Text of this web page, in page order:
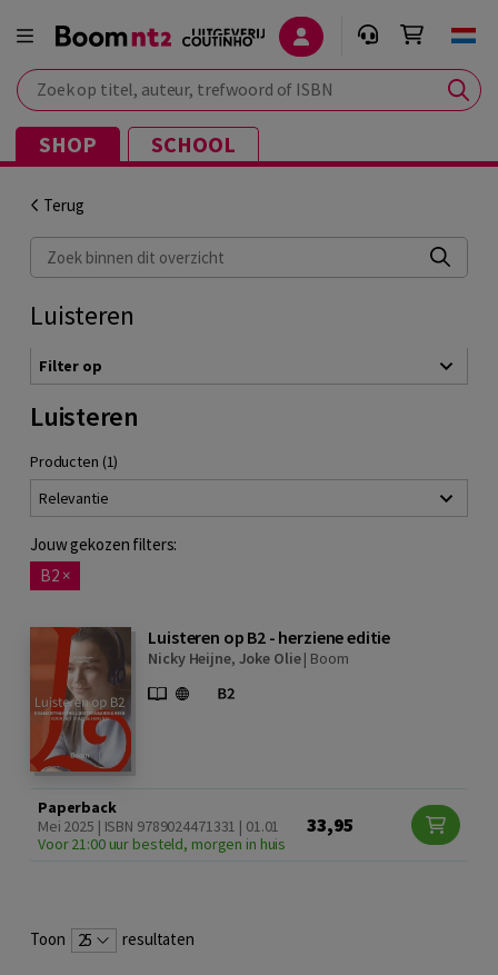
Zoek op titel, auteur, trefwoord of ISBN
SHOP SCHOOL
Terug
Zoek binnen dit overzicht
Luisteren
Filter op
Luisteren
Producten (1)
Relevantie
Jouw gekozen filters:
B2 ×
Luisteren op B2 - herziene editie
Nicky Heijne, Joke Olie| Boom
Paperback
Mei 2025 | ISBN 9789024471331 | 01.01
Voor 21:00 uur besteld, morgen in huis
33,95
Toon 25 resultaten